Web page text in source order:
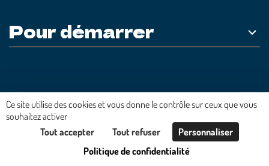
Pour démarrer
Plateforme développée en France parHACKTIV
Ce site utilise des cookies et vous donne le contrôle sur ceux que vous
souhaitez activer
Tout accepter
Tout refuser
Personnaliser
Politique de confidentialité